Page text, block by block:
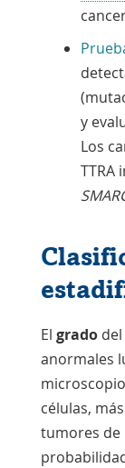
y
Los
TTRA
El gradodel
anormales
células,
tumores de